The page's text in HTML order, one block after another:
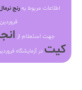
اطلاعات مربوط بهرنج
جهت استعلام از
کیت در آزمایشگاه